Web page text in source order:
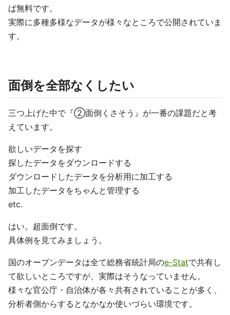
ば無料です。
実際に多種多様なデータが様々なところで公開されていま
す。
面倒を全部なくしたい
三つ上げた中で『②面倒くさそう』が一番の課題だと考
えています。
欲しいデータを探す
探したデータをダウンロードする
ダウンロードしたデータを分析用に加工する
加工したデータをちゃんと管理する
etc.
はい。超面倒です。
具体例を見てみましょう。
国のオープンデータは全て総務省統計局のe-Statで共有し
て欲しいところですが、実際はそうなっていません。
様々な官公庁・自治体が各々共有されていることが多く、
分析者側からするとなかなか使いづらい環境です。